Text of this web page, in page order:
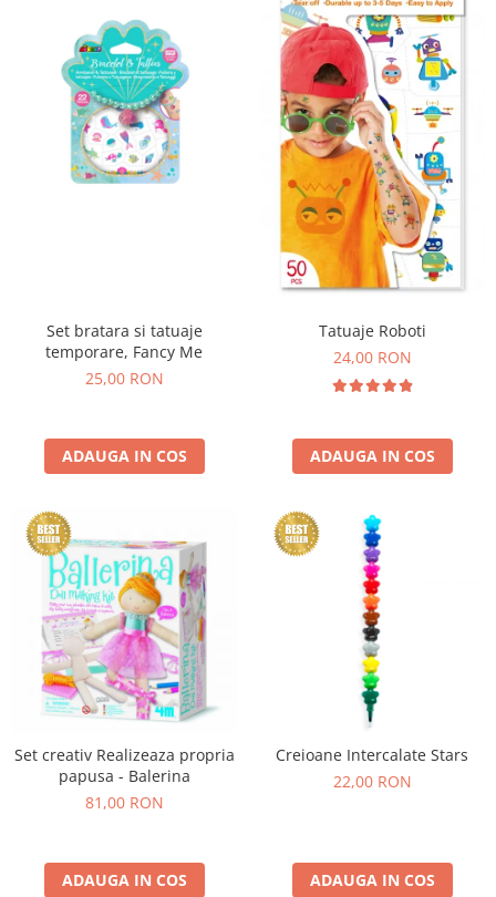
Set bratara si tatuaje
temporare, Fancy Me
25,00 RON
ADAUGA IN COS
Tatuaje Roboti
24,00 RON
ADAUGA IN COS
Set creativ Realizeaza propria
papusa - Balerina
81,00 RON
ADAUGA IN COS
Creioane Intercalate Stars
22,00 RON
ADAUGA IN COS